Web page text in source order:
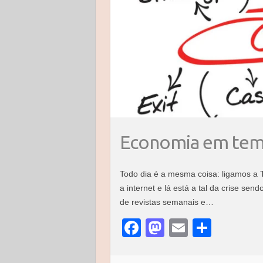
Economia em
Todo dia é a mesma coisa: ligamos a
a internet e lá está a tal da crise
de revistas semanais e…
F
M
E